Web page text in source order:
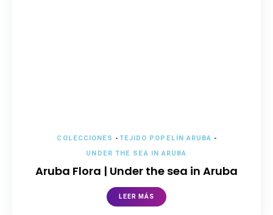
COLECCIONES -TEJIDO POPELÍN ARUBA -
UNDER THE SEA IN ARUBA
Aruba Flora | Under the sea in Aruba
LEER MÁS